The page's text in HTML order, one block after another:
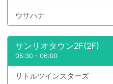
ウサハナ
サンリオタウン2F(2F)
05:30 - 06:00
リトルツインスターズ